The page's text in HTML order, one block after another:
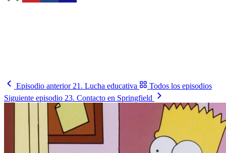
Episodio anterior 21. Lucha educativa
Todos los episodios
Siguiente episodio 23. Contacto en Springfield